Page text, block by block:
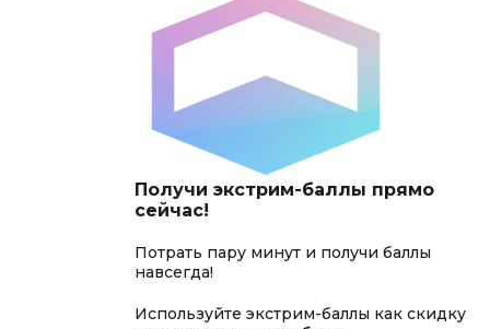
Получи экстрим-баллы прямо
сейчас!
Потрать пару минут и получи баллы
навсегда!
Используйте экстрим-баллы как скидку